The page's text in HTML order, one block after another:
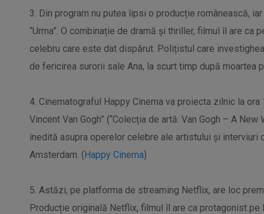
3. Din program nu putea lipsi o producție românească,
“Urma”. O combinație de dramă și thriller, filmul îl are ca
celebru care este dat dispărut. Polițistul care
de fericirea surorii sale Ana, la scurt timp după moartea
4. Cinematograful Happy Cinema va proiecta zilnic la
Vincent Van Gogh” (“Colecția de artă: Van Gogh – A
inedită asupra operelor celebre ale artistului și interviuri
Amsterdam. (Happy Cinema)
5. Astăzi, pe platforma de streaming Netflix, are loc
Producție originală Netflix, filmul îl are ca protagonist